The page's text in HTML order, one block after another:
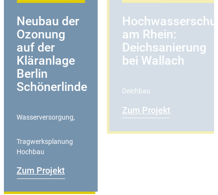
Neubau der
Ozonung
auf der
Kläranlage
Berlin
Schönerlinde
Wasserversorgung,
Tragwerksplanung
Hochbau
Zum Projekt
am Rhein:
Deichsanierung
bei Wallach
Deichbau
Zum Projekt